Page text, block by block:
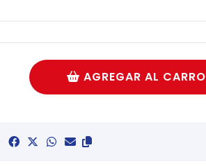
AGREGAR AL CARRO